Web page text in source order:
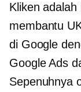
Kliken
membantu
di Google
Google Ads
Sepenuhnya